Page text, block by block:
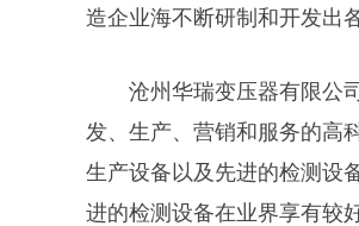
造企业海不断研制和开发出
沧州华瑞变压器有限公
发、生产、营销和服务的高
生产设备以及先进的检测设
进的检测设备在业界享有较